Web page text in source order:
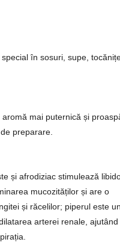
în sosuri, supe,
mai puternică și
preparare.
și afrodiziac stimulează
mucozităților și are o
și răcelilor; piperul este
arterei renale, ajutând